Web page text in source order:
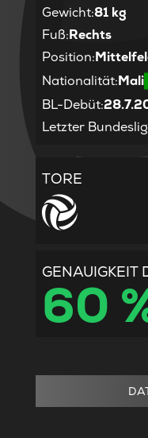
Gewicht:81 kg
Fuß:Rechts
Position:
Nationalität:Mali
BL-Debüt:
Letzter
TORE
GENAUIGKEIT
60